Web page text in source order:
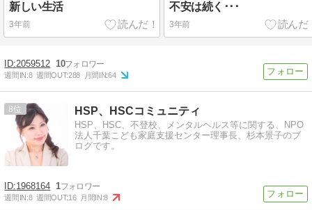
新しい生活
3年前
不安は続く･･･
3年前
2059512 10
週間IN:8 週間OUT:288 月間IN:64
8 HSP、HSCコミュニティ
HSP、HSC、不登校、メンタルヘルス等に関する、NPO
法人千葉こども家庭支援センター理事長、杉本景子のブ
ログです。
1968164 1
週間IN:8 週間OUT:16 月間IN:8